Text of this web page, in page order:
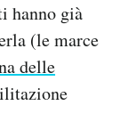
hanno già
(le marce
delle